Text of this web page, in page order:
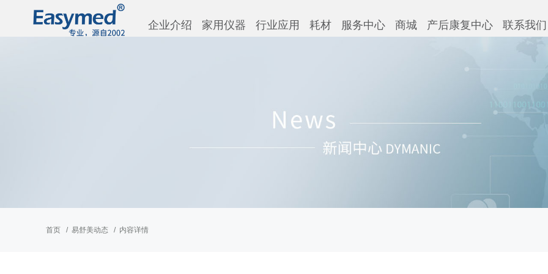
企业介绍 家用仪器 行业应用 耗材 服务中心 商城 产后康复中心 联系我们
首页 易舒美动态 内容详情